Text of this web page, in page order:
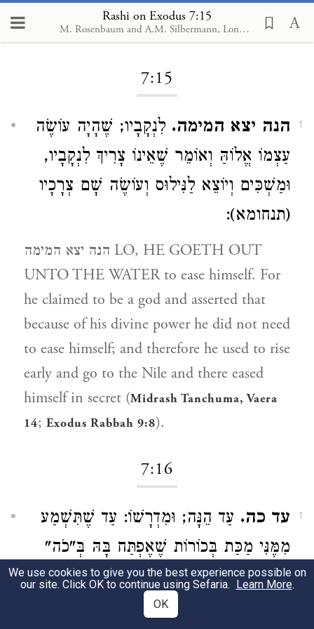
Rashi on Exodus 7:15
M. Rosenbaum and A.M. Silbermann, London, 1929-1934
Loading...
7:15
1 הנה יצא המימה. לִנְקָבָיו; שֶׁהָיָה עוֹשֶׂה
עַצְמוֹ אֱלוֹהַּ וְאוֹמֵר שֶׁאֵינוֹ צָרִיךְ לִנְקָבָיו,
וּמַשְׁכִּים וְיוֹצֵא לַנִּילוּס וְעוֹשֶׂה שָׁם צְרָכָיו
(תנחומא):
הנה יצא המימה LO, HE GOETH OUT
UNTO THE WATER to ease himself. For
he claimed to be a god and asserted that
because of his divine power he did not need
to ease himself; and therefore he used to rise
early and go to the Nile and there eased
himself in secret (Midrash Tanchuma, Vaera
14; Exodus Rabbah 9:8).
7:16
1 עד כה. עַד הֵנָּה; וּמִדְרָשׁוֹ: עַד שֶׁתִּשְׁמַע
מִמֶּנִּי מַכַּת בְּכוֹרוֹת שֶׁאֶפְתַּח בָּהּ בְּ"כֹה"
אָמַר ה' כַּחֲצוֹת הַלַּיְלָה (שמות י״א:ד׳):
We use cookies to give you the best experience possible on
our site. Click OK to continue using Sefaria. Learn More.
OK